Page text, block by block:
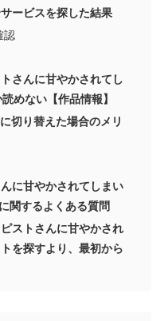
ービスを探した結果
認
さんに甘やかされてし
めない【作品情報】
切り替えた場合のメリ
に甘やかされてしまい
関するよくある質問
ストさんに甘やかされ
を探すより、最初から